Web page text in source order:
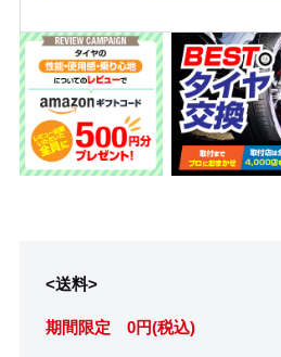
<送料>
期間限定 0円(税込)